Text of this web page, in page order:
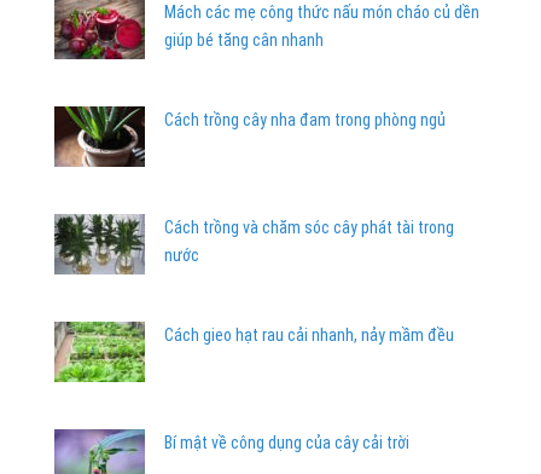
Mách các mẹ công thức nấu món cháo củ dền
giúp bé tăng cân nhanh
Cách trồng cây nha đam trong phòng ngủ
Cách trồng và chăm sóc cây phát tài trong
nước
Cách gieo hạt rau cải nhanh, nảy mầm đều
Bí mật về công dụng của cây cải trời